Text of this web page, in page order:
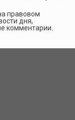
правовом
дня,
комментарии.